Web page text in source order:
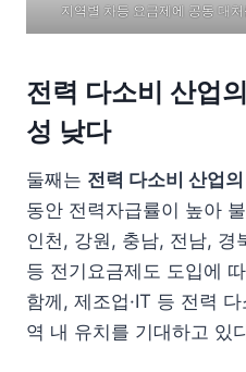
지역별 차등 요금제에 공동 대
전력 다소비 산업
성 낮다
둘째는 전력 다소비 산업
동안 전력자급률이 높아
인천, 강원, 충남, 전남, 경
등 전기요금제도 도입에
함께, 제조업·IT 등 전력
역 내 유치를 기대하고 있